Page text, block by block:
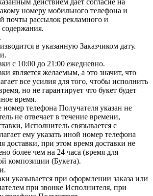
действием дает согласие на
номеру мобильного телефона и
почты рассылок рекламного и
в указанную Заказчиком дату.
с 10:00 до 21:00 ежедневно.
является желаемым, а это значит, что
все усилия для того, чтобы исполнить
но не гарантирует что букет будет
время.
номер телефона Получателя указан не
не отвечает в течение времени,
Исполнитель связывается с
ему указать иной номер телефона
доставки, при этом время доставки не
более чем на 24 часа (время для
композиции (Букета).
указывается при оформлении заказа или
при звонке Исполнителя, при